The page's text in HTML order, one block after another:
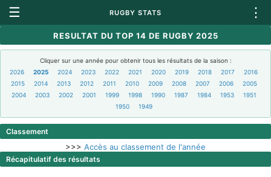
☰ RUGBY STATS ⋮
RESULTAT DU TOP 14 DE RUGBY 2025
Cliquer sur une année pour obtenir tous les résultats de la saison :
2026
2025 2024 2023 2022 2021 2020 2019 2018 2017
2016
2015
2014 2013 2012 2011 2010 2009 2008 2007 2006
2005
2004
2003 2002 2001 1999 1998 1990 1987 1984 1953
1951
1950
1949
Classement
>>> Accès au classement de l'année
Récapitulatif des résultats